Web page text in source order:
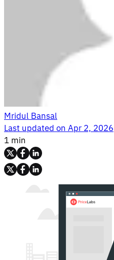
Mridul Bansal
Last updated onApr 2, 2026
1 min